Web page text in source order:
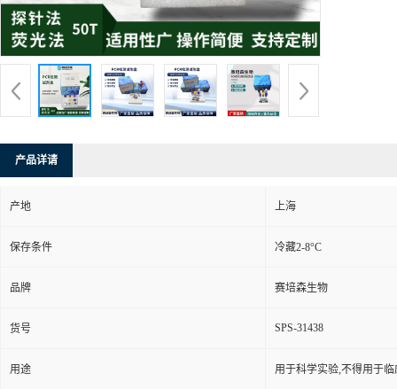
产品详请
产地 上海
保存条件 冷藏2-8°C
品牌 赛培森生物
货号 SPS-31438
用途 用于科学实验,不得用于临